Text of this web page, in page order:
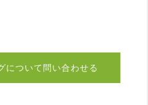
について問い合わせる